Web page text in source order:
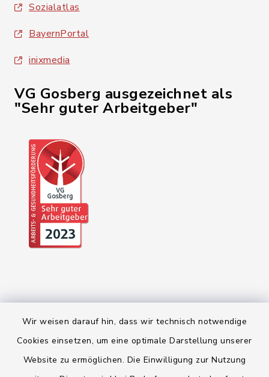
Wir weisen darauf hin, dass wir technisch notwendige
Cookies einsetzen, um eine optimale Darstellung unserer
Website zu ermöglichen. Die Einwilligung zur Nutzung
Sozialatlas
BayernPortal
inixmedia
VG Gosberg ausgezeichnet als
"Sehr guter Arbeitgeber"
Kontakt